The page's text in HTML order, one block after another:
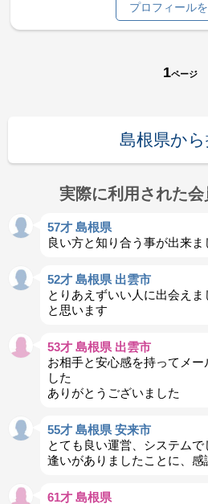
プロフィール
1ページ
島根県か
実際に利用された会
57才 島根県
良い方と知り合う事が出来ま
52才 島根県 出雲市
とりあえずいい人に出会え
と思います
53才 島根県 出雲市
お相手と安心感を持ってメー
した
ありがとうございました
55才 島根県 安来市
とても良い運営、システム
逢いがありましたことに、感
61才 島根県